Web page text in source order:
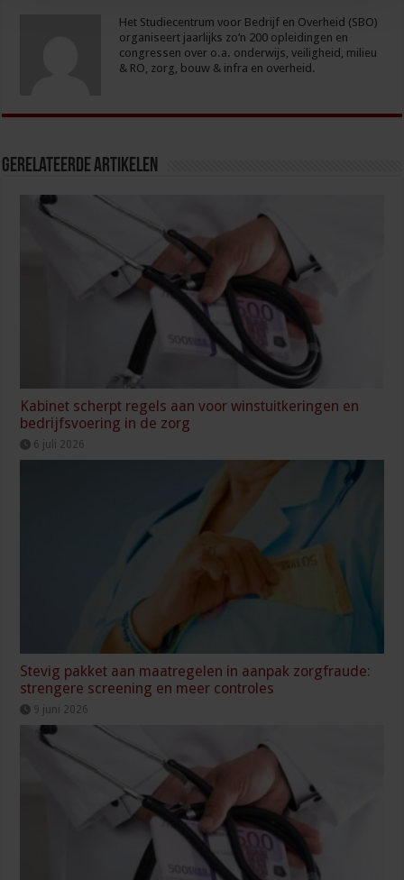
Het Studiecentrum voor Bedrijf en Overheid (SBO)
organiseert jaarlijks zo’n 200 opleidingen en
congressen over o.a. onderwijs, veiligheid, milieu
& RO, zorg, bouw & infra en overheid.
Gerelateerde Artikelen
Kabinet scherpt regels aan voor winstuitkeringen en
bedrijfsvoering in de zorg
6 juli 2026
Stevig pakket aan maatregelen in aanpak zorgfraude:
strengere screening en meer controles
9 juni 2026